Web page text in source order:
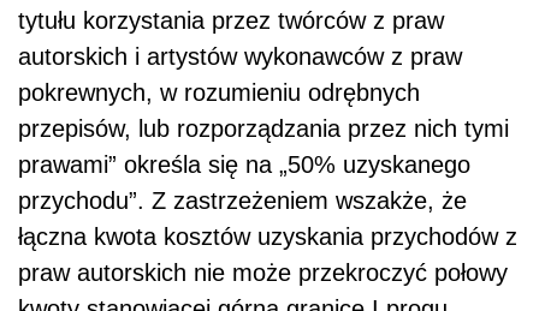
tytułu korzystania przez twórców z praw
autorskich i artystów wykonawców z praw
pokrewnych, w rozumieniu odrębnych
przepisów, lub rozporządzania przez nich tymi
prawami” określa się na „50% uzyskanego
przychodu”. Z zastrzeżeniem wszakże, że
łączna kwota kosztów uzyskania przychodów z
praw autorskich nie może przekroczyć połowy